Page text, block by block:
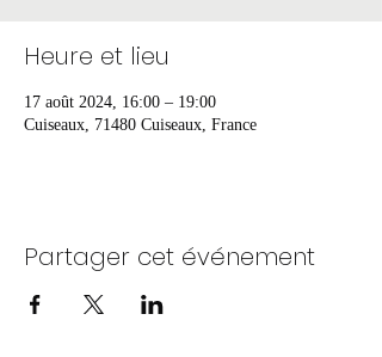
Heure et lieu
17 août 2024, 16:00 – 19:00
Cuiseaux, 71480 Cuiseaux, France
Partager cet événement